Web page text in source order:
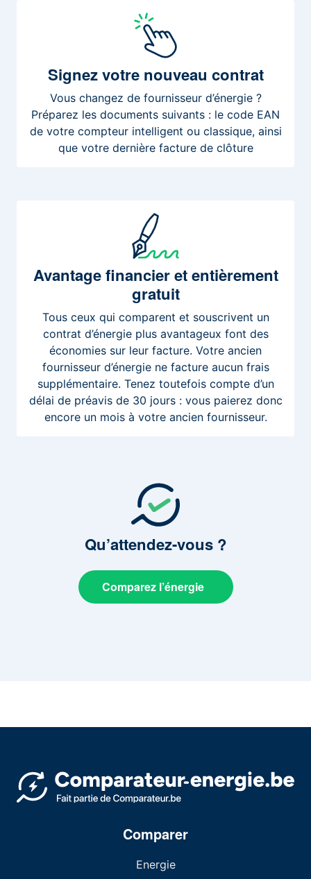
Signezvotre nouveau contrat
Vous changez de fournisseur d’énergie ?
Préparez les documents suivants : le code EAN
de votre compteur intelligent ou classique, ainsi
que votre dernière facture de clôture
Avantagefinancier et entièrement
gratuit
Tous ceux qui comparent et souscrivent un
contrat d’énergie plus avantageux font des
économies sur leur facture. Votre ancien
fournisseur d’énergie ne facture aucun frais
supplémentaire. Tenez toutefois compte d’un
délai de préavis de 30 jours : vous paierez donc
encore un mois à votre ancien fournisseur.
Qu’attendez-vous?
Comparez l’énergie
Comparer
Energie